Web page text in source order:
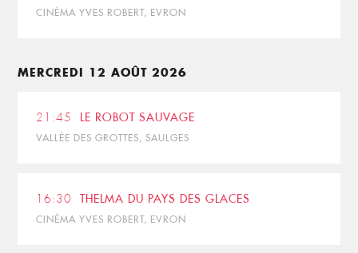
CINÉMA YVES ROBERT, EVRON
MERCREDI 12 AOÛT 2026
21:45 LE ROBOT SAUVAGE
VALLÉE DES GROTTES, SAULGES
16:30 THELMA DU PAYS DES GLACES
CINÉMA YVES ROBERT, EVRON